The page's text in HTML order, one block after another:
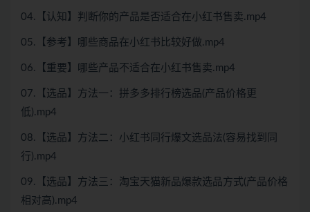
04.【认知】判断你的产品是否适合在小红书售卖.mp4
05.【参考】哪些商品在小红书比较好做.mp4
06.【重要】哪些产品不适合在小红书售卖.mp4
07.【选品】方法一：拼多多排行榜选品(产品价格更
低).mp4
08.【选品】方法二：小红书同行爆文选品法(容易找到同
行).mp4
09.【选品】方法三：淘宝天猫新品爆款选品方式(产品价格
相对高).mp4